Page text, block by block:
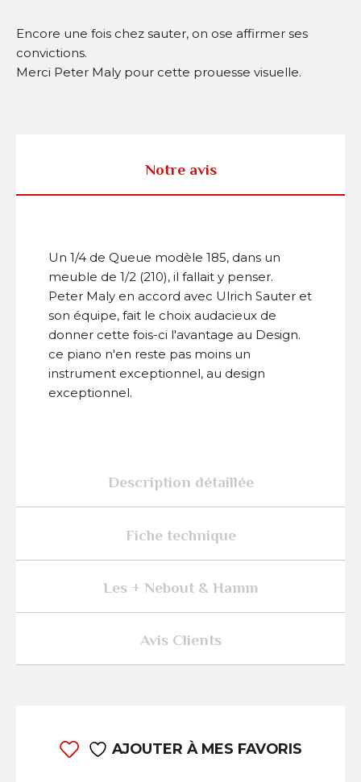
Encore une fois chez sauter, on ose affirmer ses
convictions.
Merci Peter Maly pour cette prouesse visuelle.
Notre avis
Un 1/4 de Queue modèle 185, dans un
meuble de 1/2 (210), il fallait y penser.
Peter Maly en accord avec Ulrich Sauter et
son équipe, fait le choix audacieux de
donner cette fois-ci l'avantage au Design.
ce piano n'en reste pas moins un
instrument exceptionnel, au design
exceptionnel.
Description détaillée
Fiche technique
Les + Nebout & Hamm
Avis Clients
AJOUTER À MES FAVORIS